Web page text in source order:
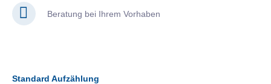
Beratung bei Ihrem Vorhaben
Standard Aufzählung